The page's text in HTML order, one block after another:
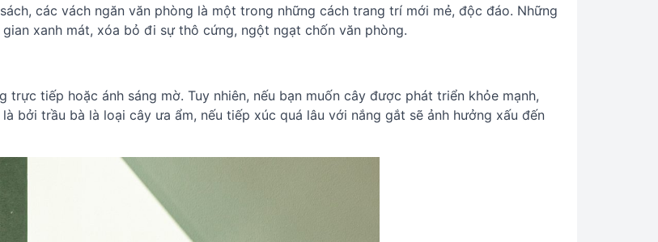
các vách ngăn văn phòng là một trong những cách trang trí mới mẻ, độc đáo. Những
xanh mát, xóa bỏ đi sự thô cứng, ngột ngạt chốn văn phòng.
tiếp hoặc ánh sáng mờ. Tuy nhiên, nếu bạn muốn cây được phát triển khỏe mạnh,
bởi trầu bà là loại cây ưa ẩm, nếu tiếp xúc quá lâu với nắng gắt sẽ ảnh hưởng xấu đến